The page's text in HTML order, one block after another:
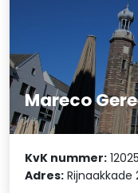
Mareco
KvK nummer:
Adres: Rijnaakkade